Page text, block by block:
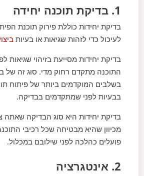
1. בדיקת תוכנה יחידה
בדיקת יחידות כוללת פירוק תוכנת
לעיכול כדי לזהות שגיאות או בעיות
בדיקת יחידות מסייעת בזיהוי שגיאות
התוכנה מתקדם רחוק מדי. סוג זה של
בשלבים המוקדמים ביותר של פיתוח
בבעיות לפני שמתקדמים בבדיקה.
בדיקת יחידות היא סוג הבדיקה שאתה
מכיוון שהיא מבטיחה שכל רכיבי
פועלים כהלכה לפני שילובם במכלול.
2. אינטגרציה